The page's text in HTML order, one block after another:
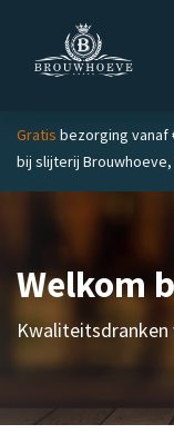
Gratis bezorging
bij slijterij
Welkom